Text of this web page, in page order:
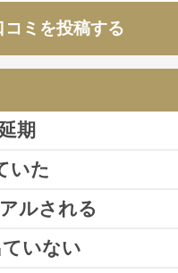
は思っていなかったです
よ。
い方が良いんじゃないか
コミを投稿する
期
いた
がSNS上に確認できまし
ルされる
情報がSNS上で報告さ
いない